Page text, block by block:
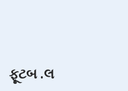
ફૂટબ .લ